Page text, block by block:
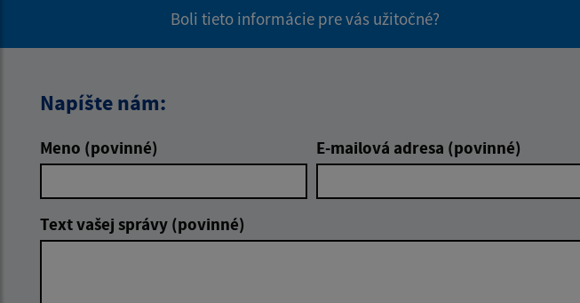
Boli tieto informácie pre vás užitočné?
Napíšte nám:
Meno (povinné) E-mailová adresa (povinné)
Text vašej správy (povinné)